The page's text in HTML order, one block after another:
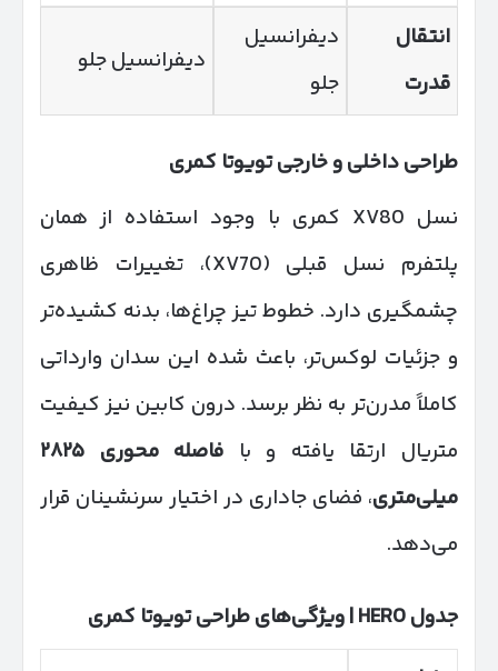
انتقال
قدرت
دیفرانسیل
جلو
دیفرانسیل جلو
طراحی داخلی و خارجی تویوتا کمری
نسل XV80 کمری با وجود استفاده از همان
پلتفرم نسل قبلی (XV70)، تغییرات ظاهری
چشمگیری دارد. خطوط تیز چراغ‌ها، بدنه کشیده‌تر
و جزئیات لوکس‌تر، باعث شده این سدان وارداتی
کاملاً مدرن‌تر به نظر برسد. درون کابین نیز کیفیت
متریال ارتقا یافته و با فاصله محوری ۲۸۲۵
میلی‌متری، فضای جاداری در اختیار سرنشینان قرار
می‌دهد.
جدول
ویژگی‌های طراحی تویوتا کمری